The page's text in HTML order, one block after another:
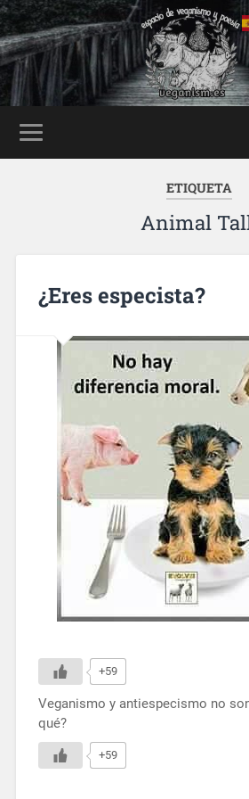
ETIQUETA
Animal
¿Eres especista?
+59
Veganismo y antiespecismo no
qué?
+59